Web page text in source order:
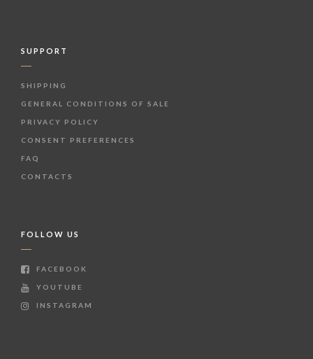
SUPPORT
SHIPPING
GENERAL CONDITIONS OF SALE
PRIVACY POLICY
CONSENT PREFERENCES
FAQ
CONTACTS
FOLLOW US
FACEBOOK
YOUTUBE
INSTAGRAM